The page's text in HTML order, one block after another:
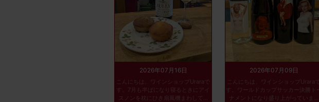
2026年07月16日
こんにちは、ワインショップUraraで
す。7月も半ばになり寝るときにアイ
スノンを枕にひき扇風機まわして...
2026年07月09日
こんにちは、ワインショップUraraで
す。ワールドカップサッカー決勝トー
ナメントになり盛り上がっていま...